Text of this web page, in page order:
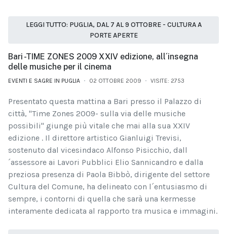
LEGGI TUTTO: PUGLIA, DAL 7 AL 9 OTTOBRE - CULTURA A
PORTE APERTE
Bari -TIME ZONES 2009 XXIV edizione, all´insegna
delle musiche per il cinema
EVENTI E SAGRE IN PUGLIA 02 OTTOBRE 2009 VISITE: 2753
Presentato questa mattina a Bari presso il Palazzo di
città, "Time Zones 2009- sulla via delle musiche
possibili" giunge più vitale che mai alla sua XXIV
edizione . Il direttore artistico Gianluigi Trevisi,
sostenuto dal vicesindaco Alfonso Pisicchio, dall
´assessore ai Lavori Pubblici Elio Sannicandro e dalla
preziosa presenza di Paola Bibbò, dirigente del settore
Cultura del Comune, ha delineato con l´entusiasmo di
sempre, i contorni di quella che sarà una kermesse
interamente dedicata al rapporto tra musica e immagini.